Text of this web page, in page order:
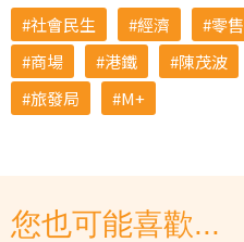
社會民生 經濟 零售
商場
港鐵 陳茂波
旅發局
M+
您也可能喜歡...